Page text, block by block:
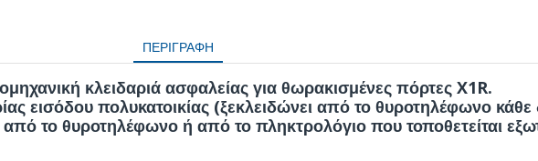
ΠΕΡΙΓΡΑΦΉ
κλειδαριά ασφαλείας για θωρακισμένες πόρτες X1R.
εισόδου πολυκατοικίας (ξεκλειδώνει από το θυροτηλέφωνο κάθε
από το θυροτηλέφωνο ή από το πληκτρολόγιο που τοποθετείται